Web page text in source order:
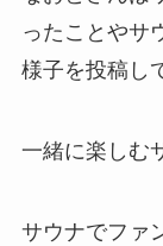
ったことやサ
様子を投稿し
一緒に楽しむ
サウナでファ